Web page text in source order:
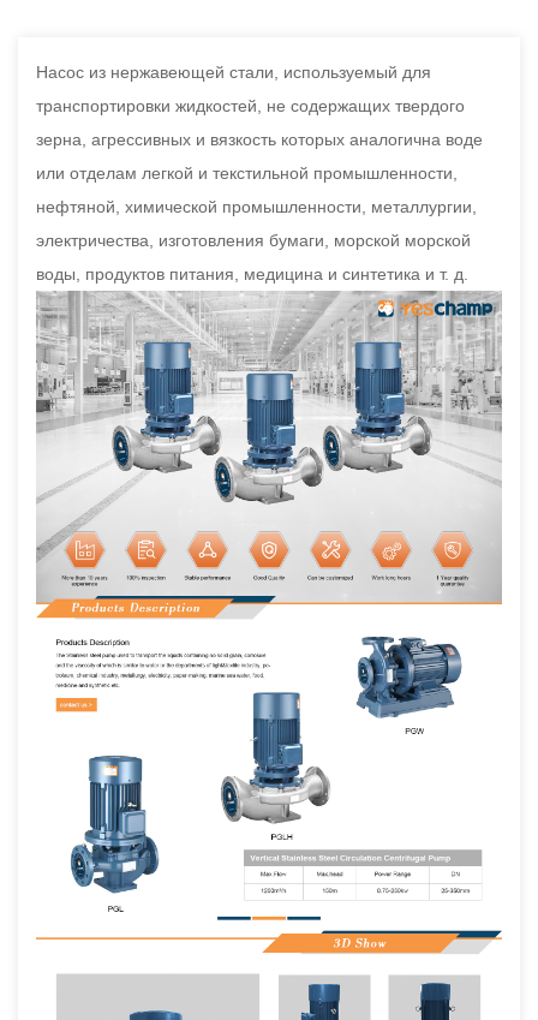
Насос из нержавеющей стали, используемый для
транспортировки жидкостей, не содержащих твердого
зерна, агрессивных и вязкость которых аналогична воде
или отделам легкой и текстильной промышленности,
нефтяной, химической промышленности, металлургии,
электричества, изготовления бумаги, морской морской
воды, продуктов питания, медицина и синтетика и т. д.